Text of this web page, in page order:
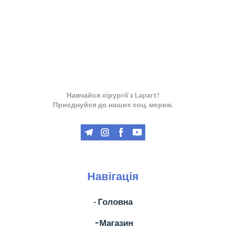
Навчайся хірургії з Lapart!
Приєднуйся до наших соц. мереж.
Навігація
- Головна
╶ Магазин